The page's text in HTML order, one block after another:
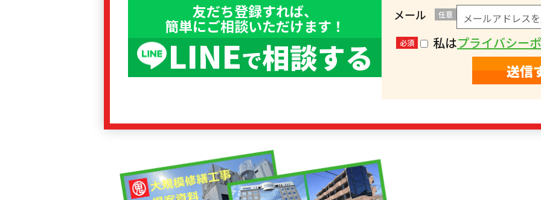
友だち登録すれば、
簡単にご相談いただけます！
LINEで相談する
メール 任意
必須 私はプライバシー